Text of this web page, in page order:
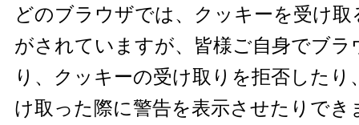
どのブラウザでは、クッキーを受け取
がされていますが、皆様ご自身でブラ
り、クッキーの受け取りを拒否したり
け取った際に警告を表示させたりでき